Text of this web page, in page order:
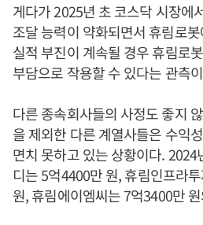
게다가 2025년 초 코스닥 시장에
조달 능력이 약화되면서 휴림로
실적 부진이 계속될 경우 휴림로
부담으로 작용할 수 있다는 관측
다른 종속회사들의 사정도 좋지
을 제외한 다른 계열사들은 수익
면치 못하고 있는 상황이다.
디는 5억4400만 원, 휴림인프라
원, 휴림에이엠씨는 7억3400만